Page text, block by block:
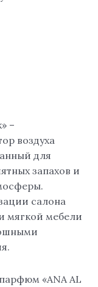
–
воздуха
для
запахов и
салона
мягкой мебели
«ANA AL